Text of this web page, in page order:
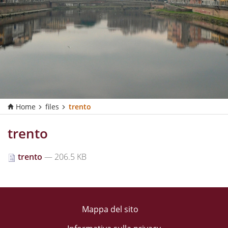
Home files trento
trento
trento — 206.5 KB
Mappa del sito